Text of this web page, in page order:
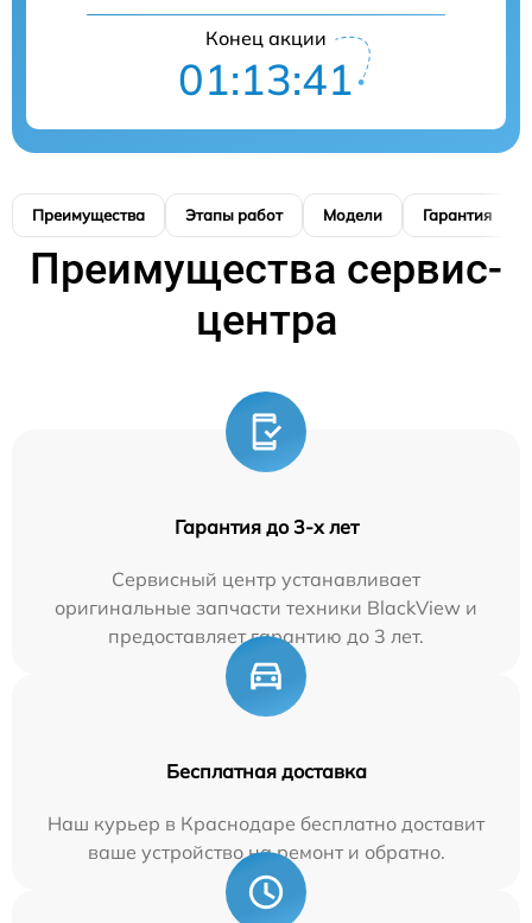
Конец акции
01:13:41
Преимущества Этапы работ Модели Гарантия
Преимущества сервис-
центра
Гарантия до 3-х лет
Сервисный центр устанавливает
оригинальные запчасти техники BlackView и
предоставляет гарантию до 3 лет.
Бесплатная доставка
Наш курьер в Краснодаре бесплатно доставит
ваше устройство на ремонт и обратно.